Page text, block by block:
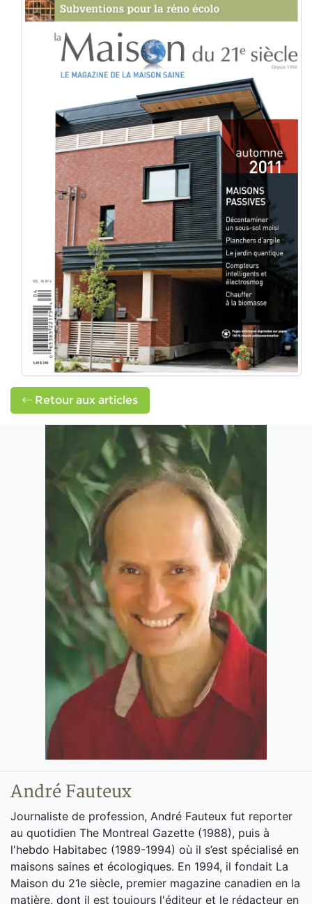
Retour aux articles
André Fauteux
Journaliste de profession, André Fauteux fut reporter
au quotidien The Montreal Gazette (1988), puis à
l'hebdo Habitabec (1989-1994) où il s’est spécialisé en
maisons saines et écologiques. En 1994, il fondait La
Maison du 21e siècle, premier magazine canadien en la
matière, dont il est toujours l'éditeur et le rédacteur en